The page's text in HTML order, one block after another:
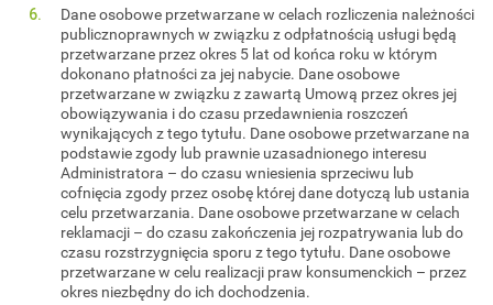
Dane osobowe przetwarzane w celach rozliczenia należności
publicznoprawnych w związku z odpłatnością usługi będą
przetwarzane przez okres 5 lat od końca roku w którym
dokonano płatności za jej nabycie. Dane osobowe
przetwarzane w związku z zawartą Umową przez okres jej
obowiązywania i do czasu przedawnienia roszczeń
wynikających z tego tytułu. Dane osobowe przetwarzane na
podstawie zgody lub prawnie uzasadnionego interesu
Administratora – do czasu wniesienia sprzeciwu lub
cofnięcia zgody przez osobę której dane dotyczą lub ustania
celu przetwarzania. Dane osobowe przetwarzane w celach
reklamacji – do czasu zakończenia jej rozpatrywania lub do
czasu rozstrzygnięcia sporu z tego tytułu. Dane osobowe
przetwarzane w celu realizacji praw konsumenckich – przez
okres niezbędny do ich dochodzenia.